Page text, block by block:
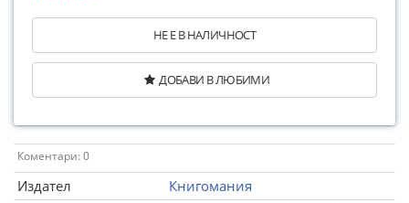
НЕ Е В НАЛИЧНОСТ
ДОБАВИ В ЛЮБИМИ
Коментари: 0
Издател
Книгомания